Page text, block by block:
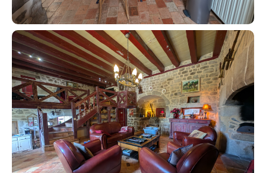
Estimate/Sell
Buy
Recruitment
News
Guides